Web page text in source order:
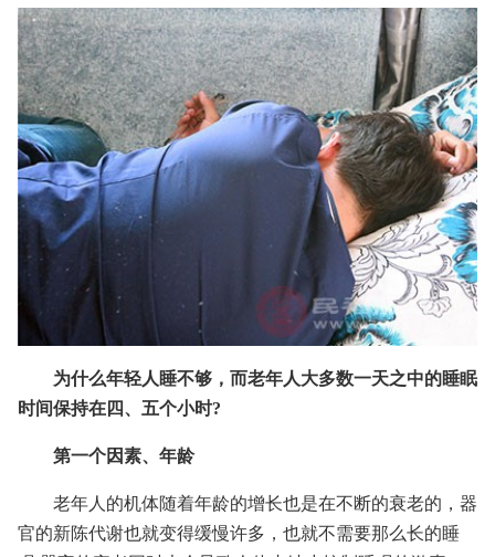
为什么年轻人睡不够，而老年人大多数一天之中的睡眠
时间保持在四、五个小时?
第一个因素、年龄
老年人的机体随着年龄的增长也是在不断的衰老的，器
官的新陈代谢也就变得缓慢许多，也就不需要那么长的睡